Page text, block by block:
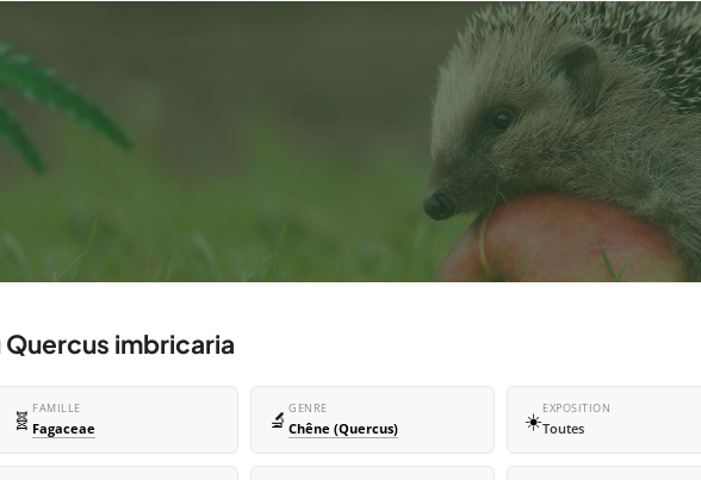
imbricaria
🧬 FAMILLE
Fagaceae 🔬 GENRE
Chêne (Quercus) ☀️EXPOSITION
Toutes